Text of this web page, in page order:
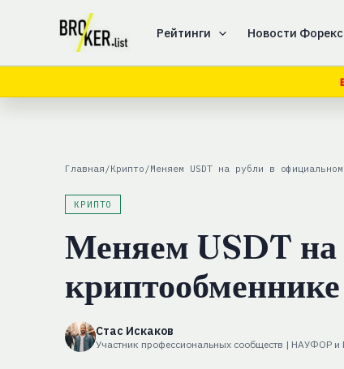
содержимому
Рейтинги Новости
Главная /Крипто /Меняем USDT на рубли в
КРИПТО
Меняем USDT на
Стас Искаков
Участник профессиональных сообществ | НАУФОР и